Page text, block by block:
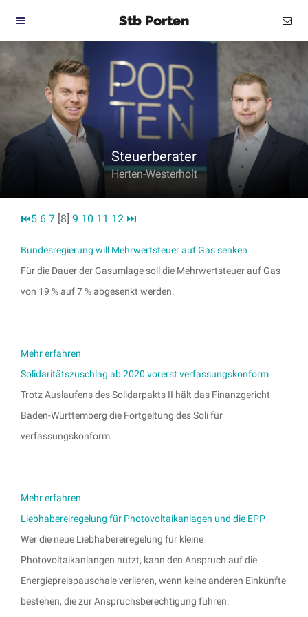
Stb Porten
Steuerberater
Herten-Westerholt
⏮5 6 7 [8] 9 10 11 12 ⏭
Bundesregierung will Mehrwertsteuer auf Gas senken
Für die Dauer der Gasumlage soll die Mehrwertsteuer auf Gas
von 19 % auf 7 % abgesenkt werden.
Mehr erfahren
Solidaritätszuschlag ab 2020 vorerst verfassungskonform
Trotz Auslaufens des Solidarpakts II hält das Finanzgericht
Baden-Württemberg die Fortgeltung des Soli für
verfassungskonform.
Mehr erfahren
Liebhabereiregelung für Photovoltaikanlagen und die EPP
Wer die neue Liebhabereiregelung für kleine
Photovoltaikanlangen nutzt, kann den Anspruch auf die
Energiepreispauschale verlieren, wenn keine anderen Einkünfte
bestehen, die zur Anspruchsberechtigung führen.